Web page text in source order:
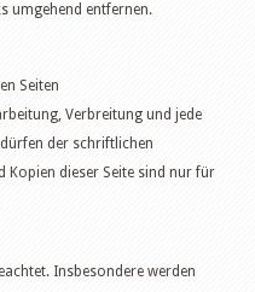
umgehend entfernen.
Seiten
Verbreitung und jede
der schriftlichen
Kopien dieser Seite sind nur für
Insbesondere werden